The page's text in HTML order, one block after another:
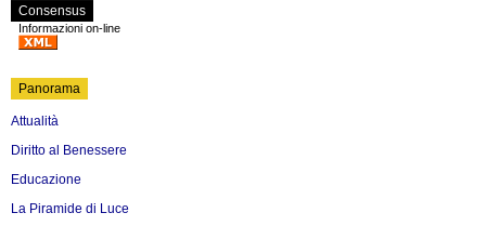
Consensus
Informazioni on-line
Panorama
Attualità
Diritto al Benessere
Educazione
La Piramide di Luce